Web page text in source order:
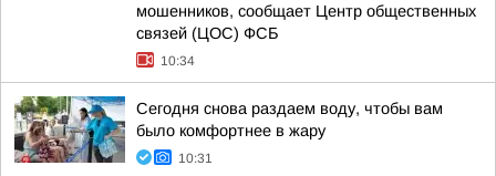
мошенников, сообщает Центр общественных
связей (ЦОС) ФСБ
10:34
Сегодня снова раздаем воду, чтобы вам
было комфортнее в жару
10:31